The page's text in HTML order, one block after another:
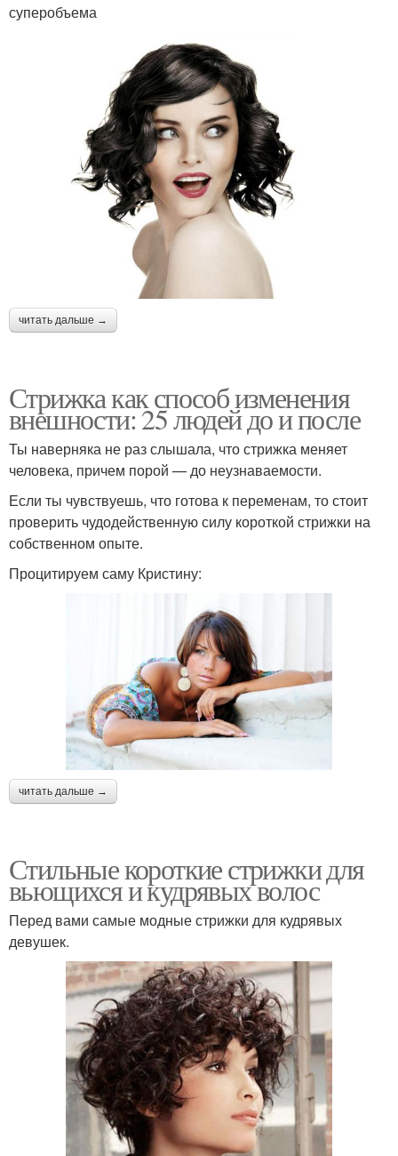
суперобъема
читать дальше →
Стрижка как способ изменения
внешности: 25 людей до и после
Ты наверняка не раз слышала, что стрижка меняет
человека, причем порой — до неузнаваемости.
Если ты чувствуешь, что готова к переменам, то стоит
проверить чудодейственную силу короткой стрижки на
собственном опыте.
Процитируем саму Кристину:
читать дальше →
Стильные короткие стрижки для
вьющихся и кудрявых волос
Перед вами самые модные стрижки для кудрявых
девушек.